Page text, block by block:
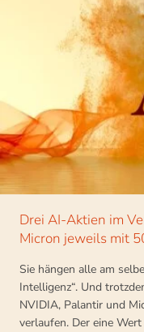
Drei AI-Aktien im
Micron jeweils mit
Sie hängen alle am
Intelligenz“. Und
NVIDIA, Palantir und
verlaufen. Der eine